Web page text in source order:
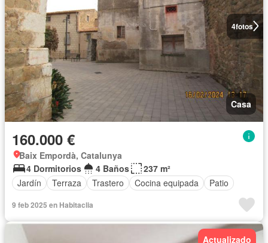
4fotos
Casa
160.000 €
Baix Empordà, Catalunya
4 Dormitorios
4 Baños
237 m²
Jardín
Terraza Trastero Cocina equipada Patio
9 feb 2025 en Habitaclia
Actualizado